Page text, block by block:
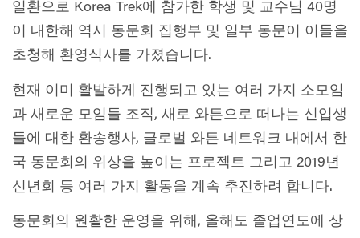
일환으로 Korea Trek에 참가한 학생 및 교수님 40명
이 내한해 역시 동문회 집행부 및 일부 동문이 이들을
초청해 환영식사를 가졌습니다.
현재 이미 활발하게 진행되고 있는 여러 가지 소모임
과 새로운 모임들 조직, 새로 와튼으로 떠나는 신입생
들에 대한 환송행사, 글로벌 와튼 네트워크 내에서 한
국 동문회의 위상을 높이는 프로젝트 그리고 2019년
신년회 등 여러 가지 활동을 계속 추진하려 합니다.
동문회의 원활한 운영을 위해, 올해도 졸업연도에 상